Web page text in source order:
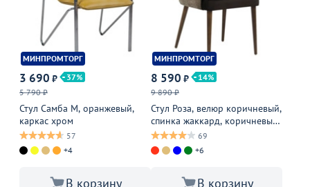
МИНПРОМТОРГ
3 690 ₽
37
5 790 ₽
Стул Самба М, оранжевый,
каркас хром
57
+4
В корзину
МИНПРОМТОРГ
8 590 ₽
14
9 890 ₽
Стул Роза, велюр коричневый,
спинка жаккард, коричневые
ножки
69
+6
В корзину